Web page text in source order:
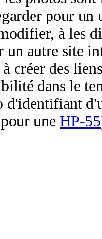
pour un
à les
un autre site
à créer des
dans le
d'identifiant
une HP-55